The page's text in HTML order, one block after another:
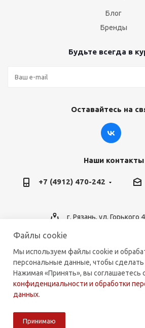
Блог
Бренды
Будьте всегда в
Оставайтесь на
Наши контакты
+7 (4912) 470-242
г. Рязань, ул. Горького
2026 © holod-62.ru.
коммерческой
Файлы cookie
Мы используем файлы cookie и
персональные данные, чтобы сделать
Нажимая «Принять», вы соглашаетесь с
конфиденциальности и обработки
данных.
Принимаю